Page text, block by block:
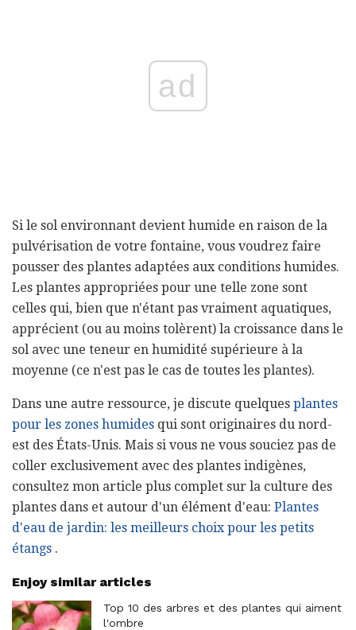
ad
Si le sol environnant devient humide en raison de la
pulvérisation de votre fontaine, vous voudrez faire
pousser des plantes adaptées aux conditions humides.
Les plantes appropriées pour une telle zone sont
celles qui, bien que n'étant pas vraiment aquatiques,
apprécient (ou au moins tolèrent) la croissance dans le
sol avec une teneur en humidité supérieure à la
moyenne (ce n'est pas le cas de toutes les plantes).
Dans une autre ressource, je discute quelques plantes
pour les zones humides qui sont originaires du nord-
est des États-Unis. Mais si vous ne vous souciez pas de
coller exclusivement avec des plantes indigènes,
consultez mon article plus complet sur la culture des
plantes dans et autour d'un élément d'eau: Plantes
d'eau de jardin: les meilleurs choix pour les petits
étangs .
Enjoy similar articles
Top 10 des arbres et des plantes qui aiment
l'ombre